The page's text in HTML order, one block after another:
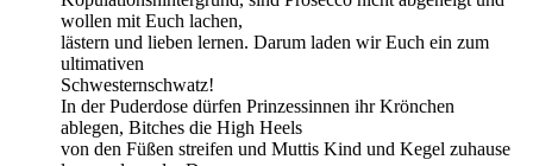
wollen mit Euch lachen,
lästern und lieben lernen. Darum laden wir Euch ein zum
ultimativen
Schwesternschwatz!
In der Puderdose dürfen Prinzessinnen ihr Krönchen
ablegen, Bitches die High Heels
von den Füßen streifen und Muttis Kind und Kegel zuhause